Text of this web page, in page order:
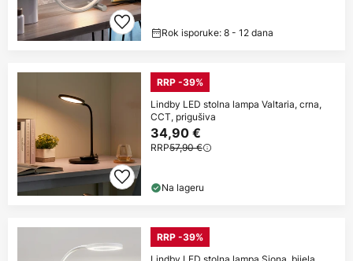
Rok isporuke: 8 - 12 dana
RRP -39%
Lindby LED stolna lampa Valtaria, crna,
CCT, prigušiva
34,90 €
RRP57,90 €
Na lageru
RRP -39%